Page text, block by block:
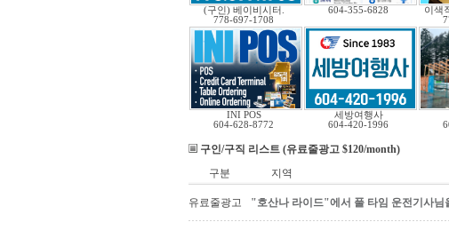
(구인) 베이비시터.
778-697-1708
604-355-6828
이색
INI POS
604-628-8772
세방여행사
604-420-1996
구인/구직 리스트 (유료줄광고 $120/month)
구분
지역
유료줄광고 "호산나 라이드"에서 풀 타임 운전기사님